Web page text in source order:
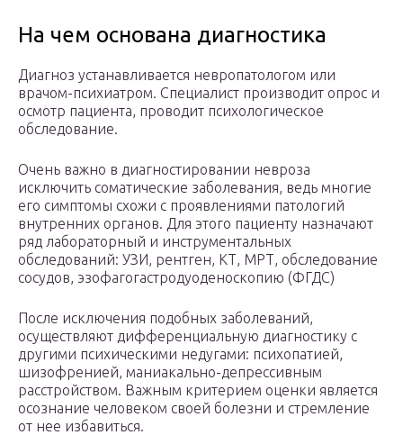
На чем основана диагностика
Диагноз устанавливается невропатологом или
врачом-психиатром. Специалист производит опрос и
осмотр пациента, проводит психологическое
обследование.
Очень важно в диагностировании невроза
исключить соматические заболевания, ведь многие
его симптомы схожи с проявлениями патологий
внутренних органов. Для этого пациенту назначают
ряд лабораторный и инструментальных
обследований: УЗИ, рентген, КТ, МРТ, обследование
сосудов, эзофагогастродуоденоскопию (ФГДС)
После исключения подобных заболеваний,
осуществляют дифференциальную диагностику с
другими психическими недугами: психопатией,
шизофренией, маниакально-депрессивным
расстройством. Важным критерием оценки является
осознание человеком своей болезни и стремление
от нее избавиться.